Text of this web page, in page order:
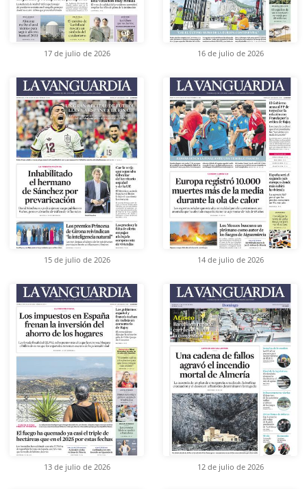
17 de julio de 2026 16 de julio de 2026
15 de julio de 2026 14 de julio de 2026
13 de julio de 2026 12 de julio de 2026